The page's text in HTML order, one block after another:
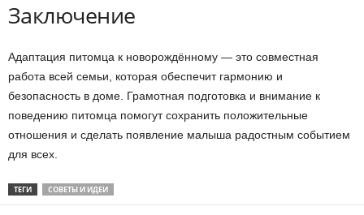
Заключение
Адаптация питомца к новорождённому — это совместная
работа всей семьи, которая обеспечит гармонию и
безопасность в доме. Грамотная подготовка и внимание к
поведению питомца помогут сохранить положительные
отношения и сделать появление малыша радостным событием
для всех.
ТЕГИ СОВЕТЫ И ИДЕИ